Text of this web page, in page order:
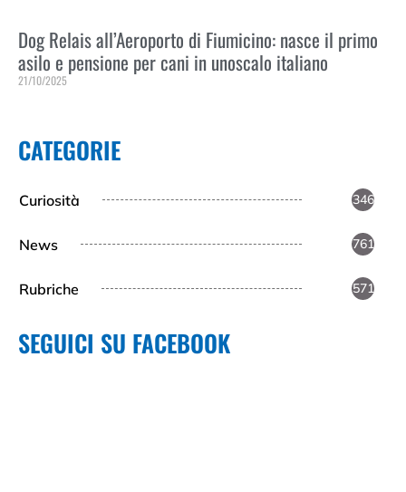
Dog Relais all’Aeroporto di Fiumicino: nasce il primo
asilo e pensione per cani in unoscalo italiano
21/10/2025
CATEGORIE
Curiosità 346
News 761
Rubriche 571
SEGUICI SU FACEBOOK